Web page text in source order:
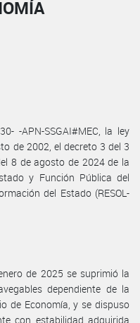
-APN-SSGAI#MEC, la ley
de 2002, el decreto 3 del 3
8 de agosto de 2024 de la
y Función Pública del
del Estado (RESOL-
de 2025 se suprimió la
dependiente de la
de Economía, y se dispuso
con estabilidad adquirida